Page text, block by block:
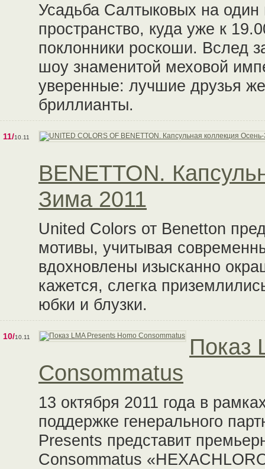
Усадьба Салтыковых на
пространство, куда уже к
поклонники роскоши. Вслед
шоу знаменитой меховой
уверенные: лучшие друзья
бриллианты.
11/10.11
BENETTON.
Зима 2011
United Colors от Benetton
мотивы, учитывая
вдохновлены изысканно
кажется, слегка
юбки и блузки.
10/10.11
Показ
Consommatus
13 октября 2011 года в
поддержке генерального
Presents представит
Consommatus